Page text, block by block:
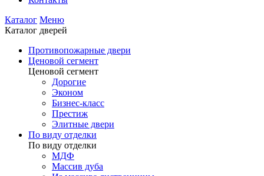
Каталог Меню
Каталог дверей
Противопожарные двери
Ценовой сегмент
Ценовой сегмент
Дорогие
Эконом
Бизнес-класс
Престиж
Элитные двери
По виду отделки
По виду отделки
МДФ
Массив дуба